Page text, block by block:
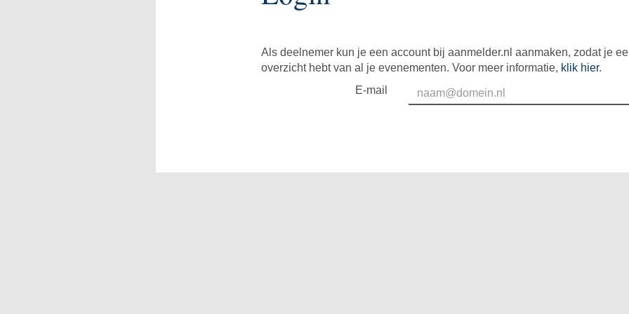
Als deelnemer kun je een account bij aanmelder.nl aanmaken, zodat je
overzicht hebt van al je evenementen. Voor meer informatie, klik hier.
E-mail